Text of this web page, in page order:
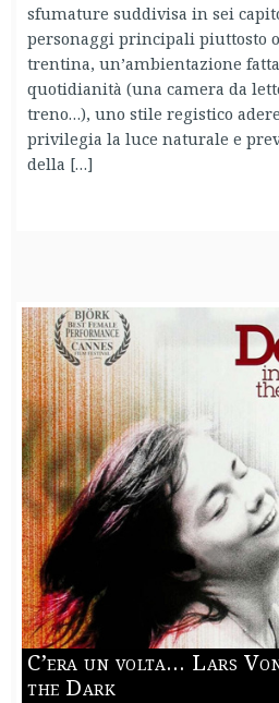
sfumature suddivisa in sei
personaggi principali piuttosto
trentina, un’ambientazione
quotidianità (una camera da
treno…), uno stile registico
privilegia la luce naturale e
della […]
C’era un volta… Lars
the Dark